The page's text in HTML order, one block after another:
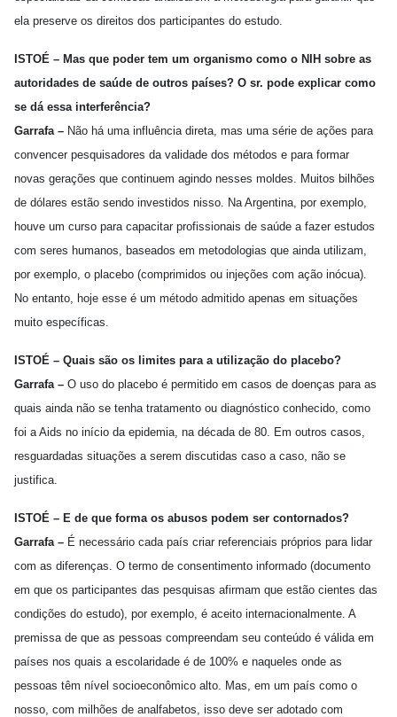
ela preserve os direitos dos participantes do estudo.
ISTOÉ – Mas que poder tem um organismo como o NIH sobre as
autoridades de saúde de outros países? O sr. pode explicar como
se dá essa interferência?
Garrafa – Não há uma influência direta, mas uma série de ações para
convencer pesquisadores da validade dos métodos e para formar
novas gerações que continuem agindo nesses moldes. Muitos bilhões
de dólares estão sendo investidos nisso. Na Argentina, por exemplo,
houve um curso para capacitar profissionais de saúde a fazer estudos
com seres humanos, baseados em metodologias que ainda utilizam,
por exemplo, o placebo (comprimidos ou injeções com ação inócua).
No entanto, hoje esse é um método admitido apenas em situações
muito específicas.
ISTOÉ – Quais são os limites para a utilização do placebo?
Garrafa – O uso do placebo é permitido em casos de doenças para as
quais ainda não se tenha tratamento ou diagnóstico conhecido, como
foi a Aids no início da epidemia, na década de 80. Em outros casos,
resguardadas situações a serem discutidas caso a caso, não se
justifica.
ISTOÉ – E de que forma os abusos podem ser contornados?
Garrafa – É necessário cada país criar referenciais próprios para lidar
com as diferenças. O termo de consentimento informado (documento
em que os participantes das pesquisas afirmam que estão cientes das
condições do estudo), por exemplo, é aceito internacionalmente. A
premissa de que as pessoas compreendam seu conteúdo é válida em
países nos quais a escolaridade é de 100% e naqueles onde as
pessoas têm nível socioeconômico alto. Mas, em um país como o
nosso, com milhões de analfabetos, isso deve ser adotado com